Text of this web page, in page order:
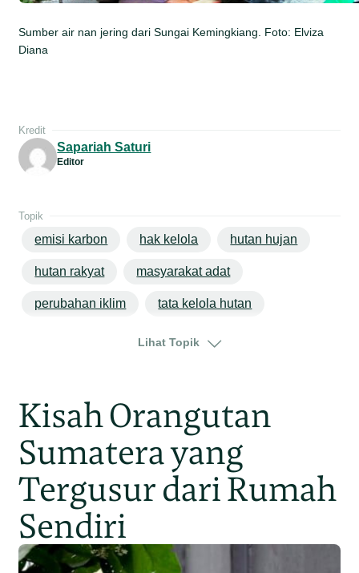
Sumber air nan jering dari Sungai Kemingkiang. Foto: Elviza
Diana
Kredit
Sapariah Saturi
Editor
Topik
emisi karbon hak kelola hutan hujan
hutan rakyat masyarakat adat
perubahan iklim tata kelola hutan
sumatera barat
Lihat Topik
Kisah Orangutan
Sumatera yang
Tergusur dari Rumah
Sendiri